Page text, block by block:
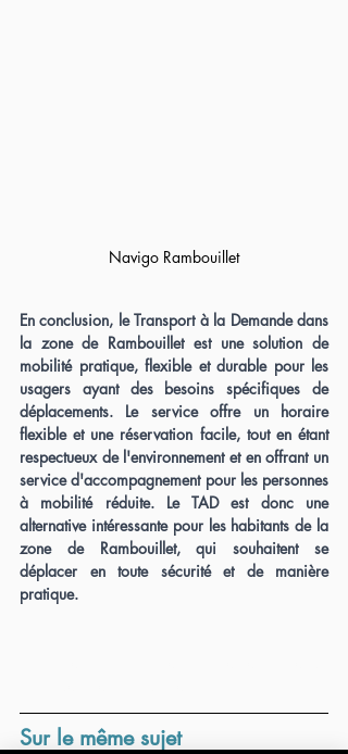
Navigo Rambouillet
En conclusion, le Transport à la Demande dans
la zone de Rambouillet est une solution de
mobilité pratique, flexible et durable pour les
usagers ayant des besoins spécifiques de
déplacements. Le service offre un horaire
flexible et une réservation facile, tout en étant
respectueux de l'environnement et en offrant un
service d'accompagnement pour les personnes
à mobilité réduite. Le TAD est donc une
alternative intéressante pour les habitants de la
zone de Rambouillet, qui souhaitent se
déplacer en toute sécurité et de manière
pratique.
Sur le même sujet